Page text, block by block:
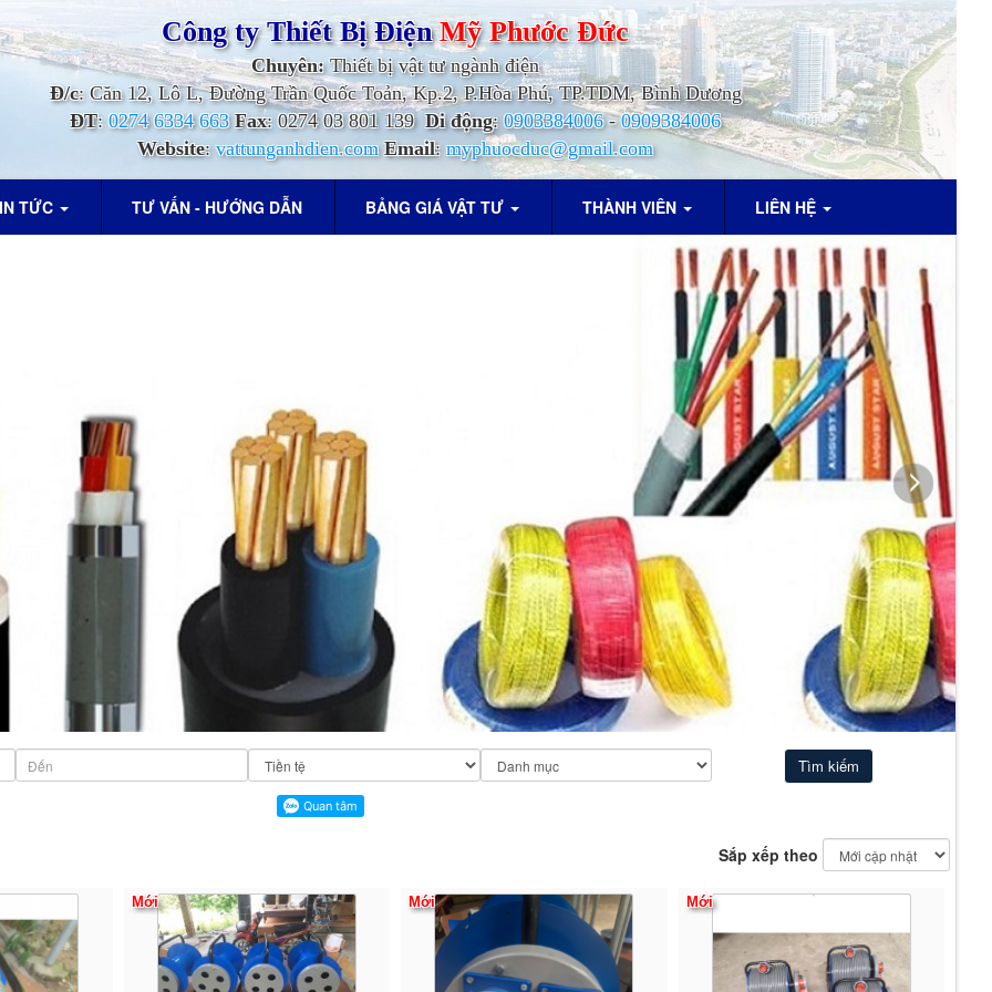
Công ty Thiết Bị ĐiệnMỹ PhướcĐức
Chuyên:Thiết bị vật tư ngành điện
Đ/c: Căn 12, Lô L, Đường Trần Quốc Toản, Kp.2, P.Hòa Phú, TP.TDM, Bình Dương
ĐT:0274 6334 663 Fax: 0274 03 801 139 Di động:0903384006-0909384006
Website:vattunganhdien.com Email:myphuocduc@gmail.com
TỨC TƯ VẤN - HƯỚNG DẪN BẢNG GIÁ VẬT TƯ THÀNH VIÊN LIÊN HỆ
Sắp xếp theo
Mới Mới Mới